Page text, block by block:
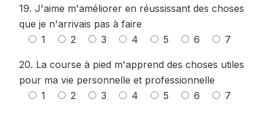
19. J'aime m'améliorer en réussissant des choses
que je n'arrivais pas à faire
1
2 3 4 5 6 7
20. La course à pied m'apprend des choses utiles
pour ma vie personnelle et professionnelle
1
2 3 4 5 6 7